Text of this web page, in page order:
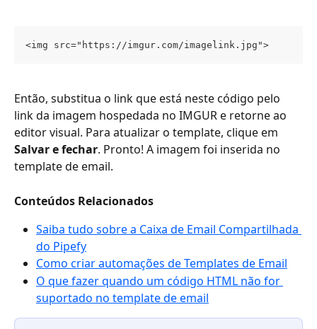
<img src="https://imgur.com/imagelink.jpg">
Então, substitua o link que está neste código pelo
link da imagem hospedada no IMGUR e retorne ao
editor visual. Para atualizar o template, clique em
Salvar e fechar. Pronto! A imagem foi inserida no
template de email.
Conteúdos Relacionados
Saiba tudo sobre a Caixa de Email Compartilhada
do Pipefy
Como criar automações de Templates de Email
O que fazer quando um código HTML não for
suportado no template de email